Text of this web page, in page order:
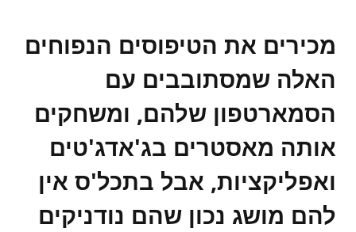
מכירים את הטיפוסים הנפוחים
האלה שמסתובבים עם
הסמארטפון שלהם, ומשחקים
אותה מאסטרים בג'אדג'טים
ואפליקציות, אבל בתכל'ס אין
להם מושג נכון שהם נודניקים